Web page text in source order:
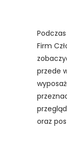
Firm
przede
oraz